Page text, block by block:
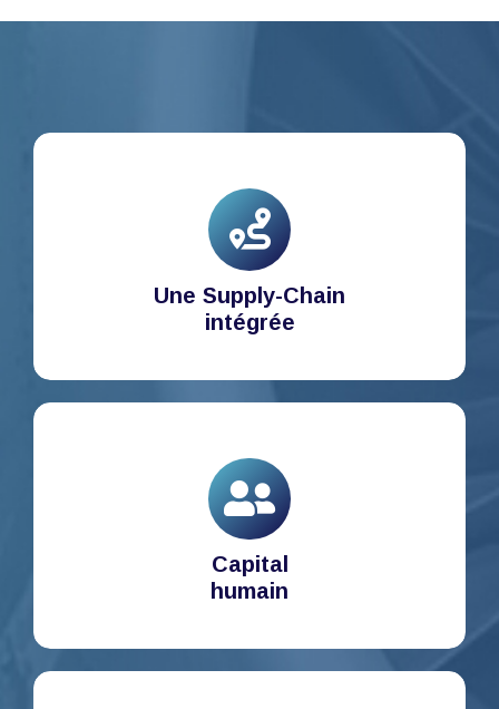
Une Supply-Chain
intégrée
Capital
humain